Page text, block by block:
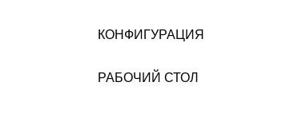
КОНФИГУРАЦИЯ
РАБОЧИЙ СТОЛ